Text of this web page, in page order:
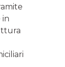
in